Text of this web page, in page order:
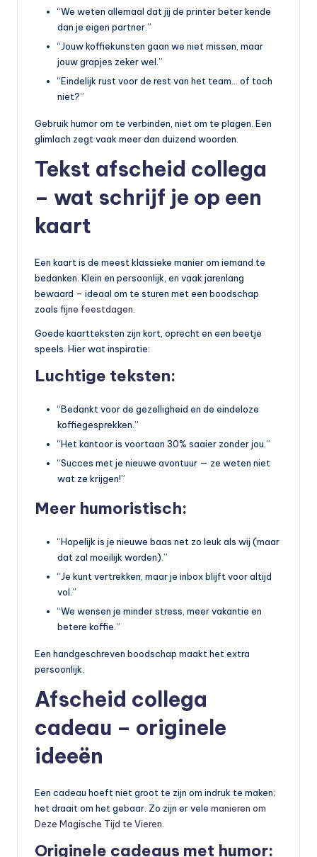
“We weten allemaal dat jij de printer beter kende
dan je eigen partner.”
“Jouw koffiekunsten gaan we niet missen, maar
jouw grapjes zeker wel.”
“Eindelijk rust voor de rest van het team… of toch
niet?”
Gebruik humor om te verbinden, niet om te plagen. Een
glimlach zegt vaak meer dan duizend woorden.
Tekst afscheid collega
– wat schrijf je op een
kaart
Een kaart is de meest klassieke manier om iemand te
bedanken. Klein en persoonlijk, en vaak jarenlang
bewaard – ideaal om te sturen met een boodschap
zoals fijne feestdagen
Goede kaartteksten zijn kort, oprecht en een beetje
speels. Hier wat inspiratie:
Luchtige teksten:
“Bedankt voor de gezelligheid en de eindeloze
koffiegesprekken.”
“Het kantoor is voortaan 30% saaier zonder jou.”
“Succes met je nieuwe avontuur — ze weten niet
wat ze krijgen!”
Meer humoristisch:
“Hopelijk is je nieuwe baas net zo leuk als wij (maar
dat zal moeilijk worden).”
“Je kunt vertrekken, maar je inbox blijft voor altijd
vol.”
“We wensen je minder stress, meer vakantie en
betere koffie.”
Een handgeschreven boodschap maakt het extra
persoonlijk.
Afscheid collega
cadeau – originele
ideeën
Een cadeau hoeft niet groot te zijn om indruk te maken;
het draait om het gebaar. Zo zijn er vele manieren om
Deze Magische Tijd te Vieren.
Originele cadeaus met humor: